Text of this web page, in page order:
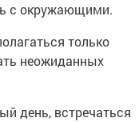
с окружающими.
только
неожиданных
день, встречаться